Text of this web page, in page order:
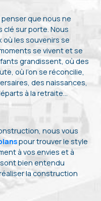
que nous ne
clé sur porte. Nous
où les souvenirs se
se vivent et se
grandissent, où des
où l’on se réconcilie,
des naissances,
à la retraite…
nous vous
pour trouver le style
à vos envies et à
bien entendu
la construction